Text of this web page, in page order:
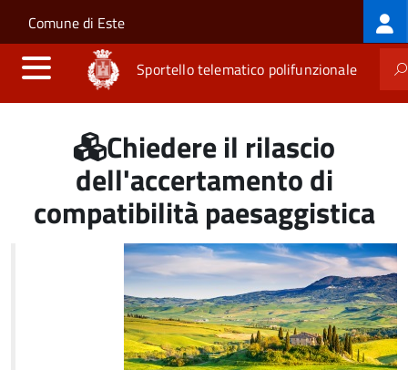
Salta al contenuto principale
Skip to site navigation
Comune di Este
Sportello telematico polifunzionale
Chiedere il rilascio
dell'accertamento di
compatibilità paesaggistica